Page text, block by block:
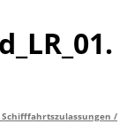
/